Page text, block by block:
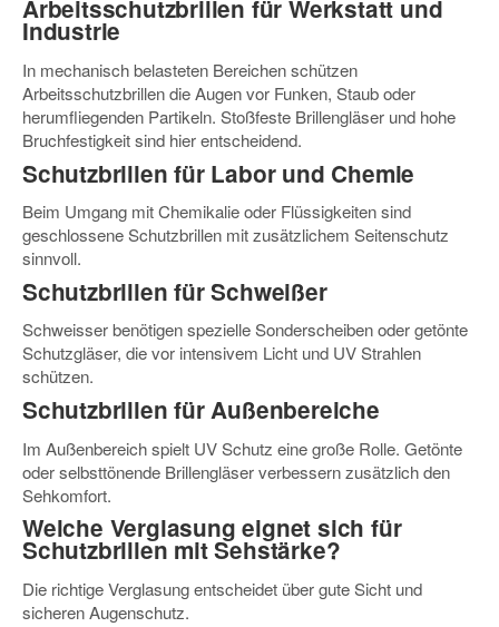
Arbeitsschutzbrillen für Werkstatt und
Industrie
In mechanisch belasteten Bereichen schützen
Arbeitsschutzbrillen die Augen vor Funken, Staub oder
herumfliegenden Partikeln. Stoßfeste Brillengläser und hohe
Bruchfestigkeit sind hier entscheidend.
Schutzbrillen für Labor und Chemie
Beim Umgang mit Chemikalie oder Flüssigkeiten sind
geschlossene Schutzbrillen mit zusätzlichem Seitenschutz
sinnvoll.
Schutzbrillen für Schweißer
Schweisser benötigen spezielle Sonderscheiben oder getönte
Schutzgläser, die vor intensivem Licht und UV Strahlen
schützen.
Schutzbrillen für Außenbereiche
Im Außenbereich spielt UV Schutz eine große Rolle. Getönte
oder selbsttönende Brillengläser verbessern zusätzlich den
Sehkomfort.
Welche Verglasung eignet sich für
Schutzbrillen mit Sehstärke?
Die richtige Verglasung entscheidet über gute Sicht und
sicheren Augenschutz.